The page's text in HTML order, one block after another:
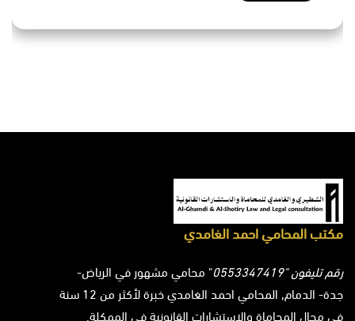
مكتب المحامي احمد الغامدي
رقم تليفون "0553347419
" محامي مشهور في الرياض-
جدة- الدمام, المحامي احمد الغامدي خبرة لأكثر من 12 سنة
في مجال المحاماة والاستشارات القانونية في الممكلة.